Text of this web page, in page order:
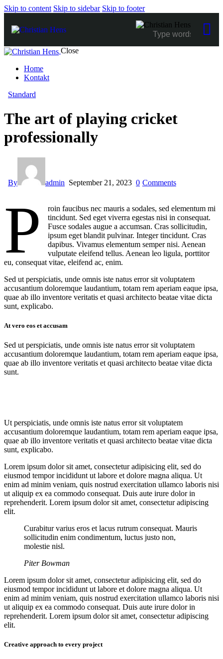
Skip to content Skip to sidebar Skip to footer
Close
Home
Kontakt
Standard
The art of playing cricket
professionally
By admin September 21, 2023 0 Comments
P
roin faucibus nec mauris a sodales, sed elementum mi
tincidunt. Sed eget viverra egestas nisi in consequat.
Fusce sodales augue a accumsan. Cras sollicitudin,
ipsum eget blandit pulvinar. Integer tincidunt. Cras
dapibus. Vivamus elementum semper nisi. Aenean
vulputate eleifend tellus. Aenean leo ligula, porttitor
eu, consequat vitae, eleifend ac, enim.
Sed ut perspiciatis, unde omnis iste natus error sit voluptatem
accusantium doloremque laudantium, totam rem aperiam eaque ipsa,
quae ab illo inventore veritatis et quasi architecto beatae vitae dicta
sunt, explicabo.
At vero eos et accusam
Sed ut perspiciatis, unde omnis iste natus error sit voluptatem
accusantium doloremque laudantium, totam rem aperiam eaque ipsa,
quae ab illo inventore veritatis et quasi architecto beatae vitae dicta
sunt.
Ut perspiciatis, unde omnis iste natus error sit voluptatem
accusantium doloremque laudantium, totam rem aperiam eaque ipsa,
quae ab illo inventore veritatis et quasi architecto beatae vitae dicta
sunt, explicabo.
Lorem ipsum dolor sit amet, consectetur adipisicing elit, sed do
eiusmod tempor incididunt ut labore et dolore magna aliqua. Ut
enim ad minim veniam, quis nostrud exercitation ullamco laboris nisi
ut aliquip ex ea commodo consequat. Duis aute irure dolor in
reprehenderit. Lorem ipsum dolor sit amet, consectetur adipiscing
elit.
Curabitur varius eros et lacus rutrum consequat. Mauris
sollicitudin enim condimentum, luctus justo non,
molestie nisl.
Piter Bowman
Lorem ipsum dolor sit amet, consectetur adipisicing elit, sed do
eiusmod tempor incididunt ut labore et dolore magna aliqua. Ut
enim ad minim veniam, quis nostrud exercitation ullamco laboris nisi
ut aliquip ex ea commodo consequat. Duis aute irure dolor in
reprehenderit. Lorem ipsum dolor sit amet, consectetur adipiscing
elit.
Creative approach to every project